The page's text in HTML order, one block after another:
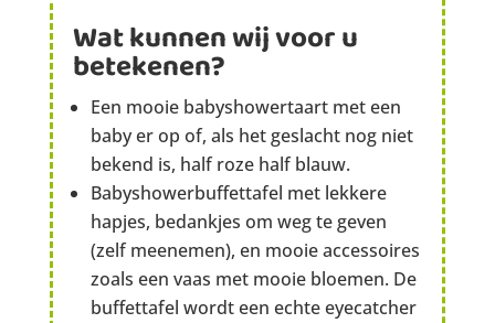
Wat kunnen wij voor u
betekenen?
Een mooie babyshowertaart met een
baby er op of, als het geslacht nog niet
bekend is, half roze half blauw.
Babyshowerbuffettafel met lekkere
hapjes, bedankjes om weg te geven
(zelf meenemen), en mooie accessoires
zoals een vaas met mooie bloemen. De
buffettafel wordt een echte eyecatcher